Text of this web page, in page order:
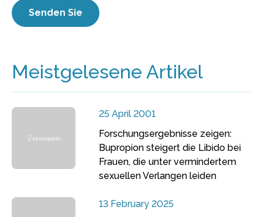
Meistgelesene Artikel
25 April 2001
Forschungsergebnisse zeigen:
Bupropion steigert die Libido bei
Frauen, die unter vermindertem
sexuellen Verlangen leiden
13 February 2025